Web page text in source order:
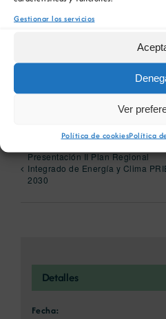
Gestionar los servicios
Ver
Política de cookiesPolítica
Comparta esta
Presentación II Plan Regional
Integrado de Energía y Clima
2030
Detalles
Fecha: